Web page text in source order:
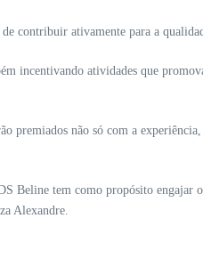
contribuir ativamente para a
incentivando atividades que
premiados não só com a
Beline tem como propósito engajar
Alexandre.